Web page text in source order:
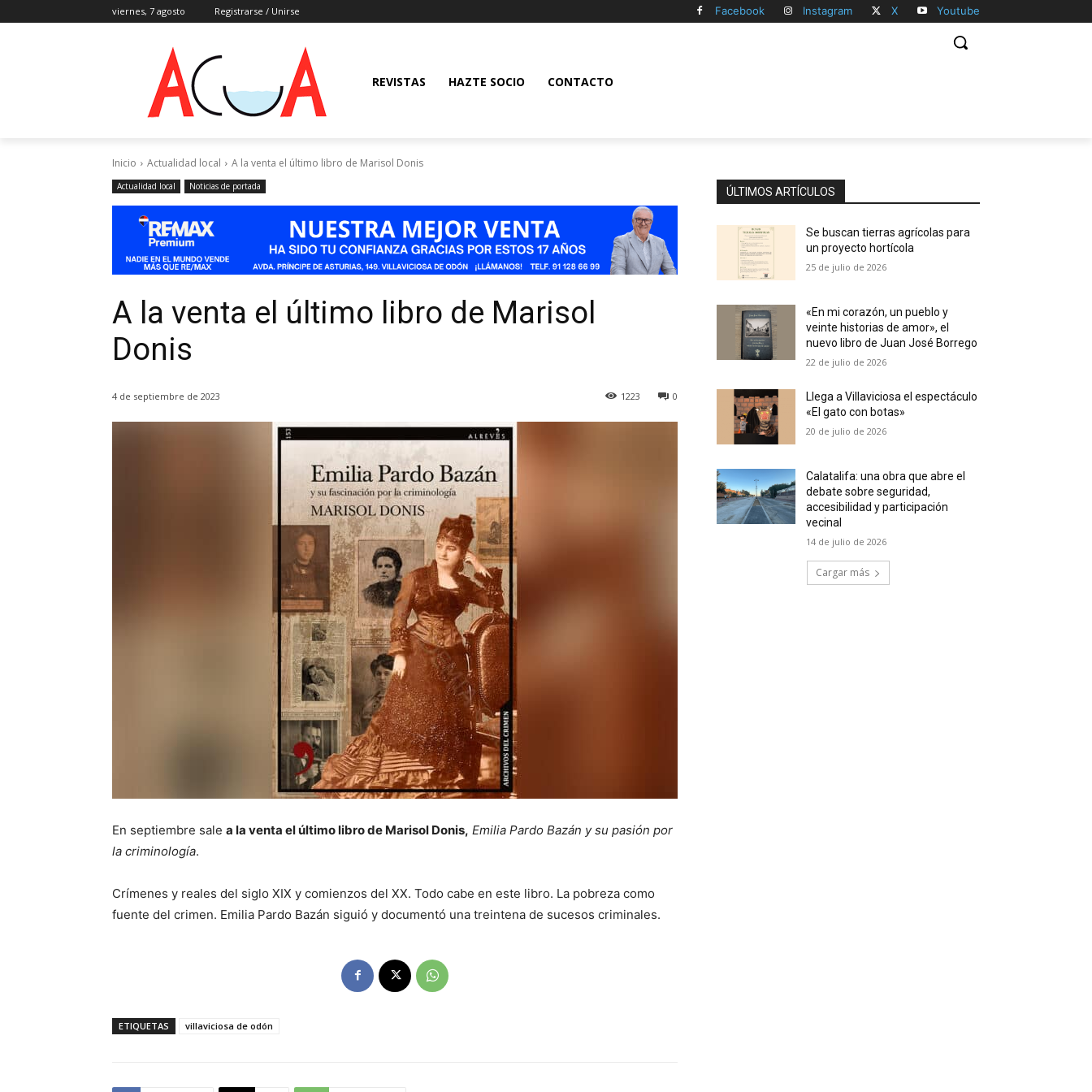
viernes, 7 agosto Registrarse / Unirse Facebook Instagram X Youtube
REVISTAS HAZTE SOCIO CONTACTO
Inicio Actualidad local A la venta el último libro de Marisol Donis
Actualidad local Noticias de portada
A la venta el último libro de Marisol
Donis
4 de septiembre de 2023 0
1223
En septiembre sale a la venta el último libro de Marisol Donis, Emilia Pardo Bazán y su pasión por
la criminología.
Crímenes y reales del siglo XIX y comienzos del XX. Todo cabe en este libro. La pobreza como
fuente del crimen. Emilia Pardo Bazán siguió y documentó una treintena de sucesos criminales.
ETIQUETAS villaviciosa de odón
ÚLTIMOS ARTÍCULOS
Se buscan tierras agrícolas para
un proyecto hortícola
25 de julio de 2026
«En mi corazón, un pueblo y
veinte historias de amor», el
nuevo libro de Juan José Borrego
22 de julio de 2026
Llega a Villaviciosa el espectáculo
«El gato con botas»
20 de julio de 2026
Calatalifa: una obra que abre el
debate sobre seguridad,
accesibilidad y participación
vecinal
14 de julio de 2026
Cargar más